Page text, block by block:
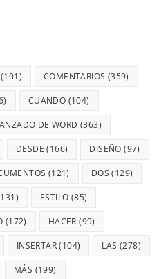
(101) COMENTARIOS (359)
CUANDO (104)
DE WORD (363)
DESDE (166) DISEÑO (97)
(121) DOS (129)
ESTILO (85)
(172) HACER (99)
INSERTAR(104) LAS (278)
MÁS (199)